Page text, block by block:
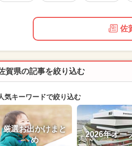
佐
賀県の記事を絞り込む
気キーワードで絞り込む
厳選お出かけまと
め
2026年オー